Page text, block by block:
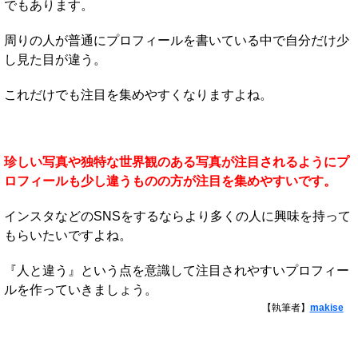
でもあります。
周りの人が普通にプロフィールを書いている中で自分だけ少
し見た目が違う。
これだけでも注目を集めやすくなりますよね。
珍しい写真や独特な世界観のある写真が注目されるようにプ
ロフィールも少し違うものの方が注目を集めやすいです。
インスタなどのSNSをするならより多くの人に興味を持って
もらいたいですよね。
『人と違う』という点を意識して注目されやすいプロフィー
ルを作っていきましょう。
【執筆者】 makise